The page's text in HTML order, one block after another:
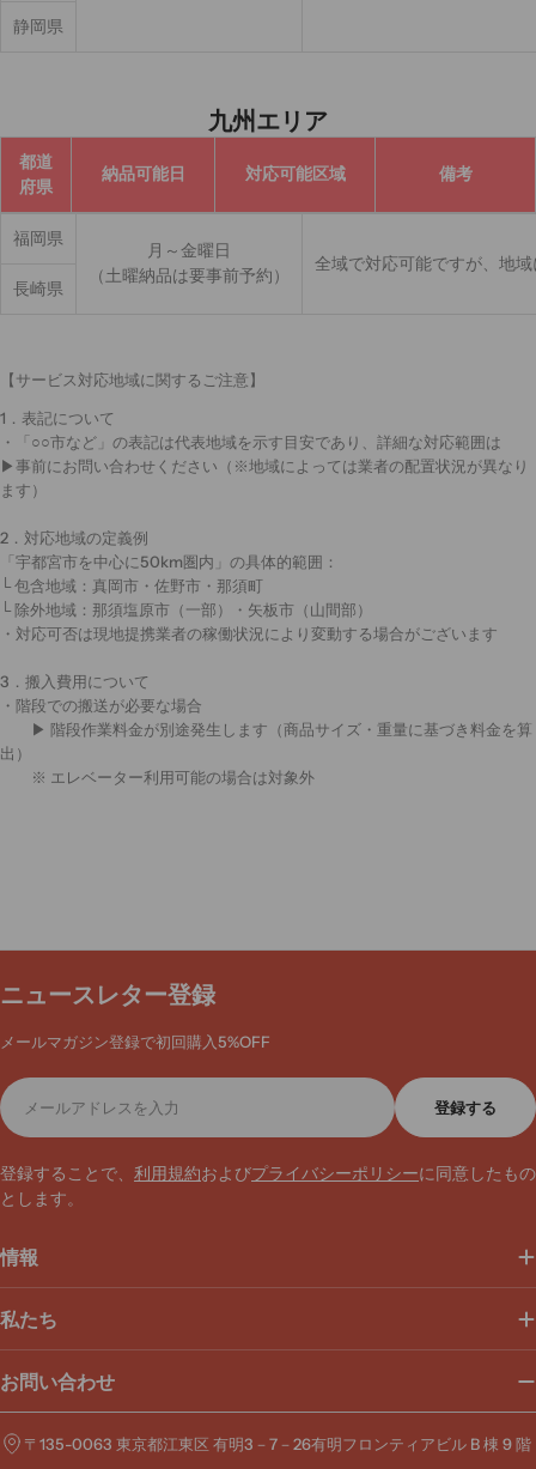
静岡県
九州エリア
都道
府県
納品可能日 対応可能区域 備考
福岡県
月～金曜日
（土曜納品は要事前予約）
全域で対応可能ですが、地
長崎県
【サービス対応地域に関するご注意】
1．表記について
・「○○市など」の表記は代表地域を示す目安であり、詳細な対応範囲は
▶事前にお問い合わせください（※地域によっては業者の配置状況が異なり
ます）
2．対応地域の定義例
「宇都宮市を中心に50km圏内」の具体的範囲：
└ 包含地域：真岡市・佐野市・那須町
└ 除外地域：那須塩原市（一部）・矢板市（山間部）
・対応可否は現地提携業者の稼働状況により変動する場合がございます
3．搬入費用について
・階段での搬送が必要な場合
▶ 階段作業料金が別途発生します（商品サイズ・重量に基づき料金を算
出）
※ エレベーター利用可能の場合は対象外
ニュースレター登録
メールマガジン登録で初回購入5%OFF
メ
ー
ル
ド
レ
登録する
登録することで、 利用規約およびプライバシーポリシーに同意したもの
とします。
情報
私たち
お問い合わせ
〒135-0063 東京都江東区 有明3－7－26有明フロンティアビル B 棟 9 階